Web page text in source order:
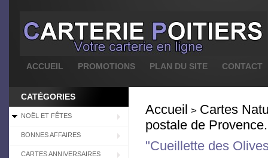
ACCUEIL PROMOTIONS PLAN DU SITE CONTACT
CATÉGORIES
NOËL ET FÊTES
BONNES AFFAIRES
CARTES ANNIVERSAIRES
Accueil > Cartes
postale de Provence.
"Cueillette des